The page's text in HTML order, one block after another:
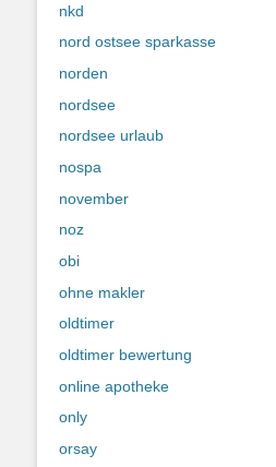
nkd
nord ostsee sparkasse
norden
nordsee
nordsee urlaub
nospa
november
noz
obi
ohne makler
oldtimer
oldtimer bewertung
online apotheke
only
orsay